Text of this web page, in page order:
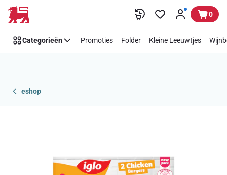
Overslaan 0
Categorieën Promoties Folder Kleine Leeuwtjes
eshop